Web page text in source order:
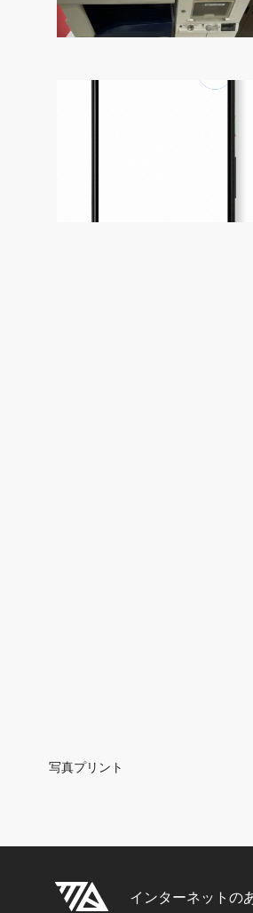
Breadcrumb
写真プリント
インターネットの